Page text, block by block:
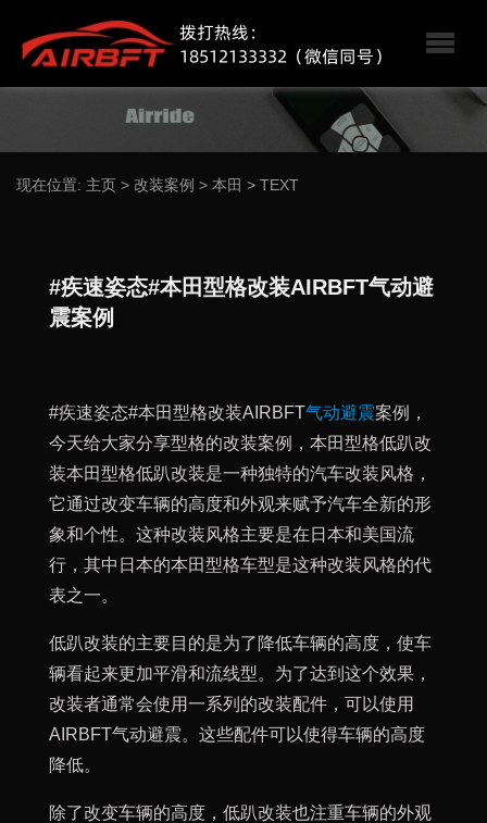
现在位置: 主页 > 改装案例 > 本田 > TEXT
#疾速姿态#本田型格改装AIRBFT气动避
震案例
#疾速姿态#本田型格改装AIRBFT气动避震案例，
今天给大家分享型格的改装案例，本田型格低趴改
装本田型格低趴改装是一种独特的汽车改装风格，
它通过改变车辆的高度和外观来赋予汽车全新的形
象和个性。这种改装风格主要是在日本和美国流
行，其中日本的本田型格车型是这种改装风格的代
表之一。
低趴改装的主要目的是为了降低车辆的高度，使车
辆看起来更加平滑和流线型。为了达到这个效果，
改装者通常会使用一系列的改装配件，可以使用
AIRBFT气动避震。这些配件可以使得车辆的高度
降低。
除了改变车辆的高度，低趴改装也注重车辆的外观